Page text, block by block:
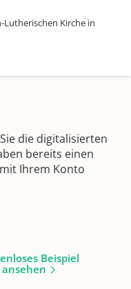
Lutherischen Kirche in
die digitalisierten
bereits einen
Ihrem Konto
Beispiel
ansehen